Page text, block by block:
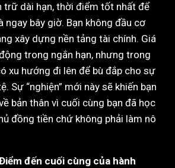
dài hạn, thời điểm tốt nhất để
ngay bây giờ. Bạn không đầu cơ
xây dựng nền tảng tài chính. Giá
trong ngắn hạn, nhưng trong
xu hướng đi lên để bù đắp cho sự
Sự “nghiện” mới này sẽ khiến bạn
bản thân vì cuối cùng bạn đã học
đồng tiền chứ không phải làm nô
đến cuối cùng của hành